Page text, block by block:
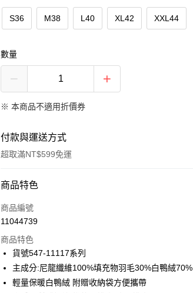
S36 M38 L40 XL42 XXL44
數量
※ 本商品不適用折價券
付款與運送方式
超取滿NT$599免運
付款方式
信用卡一次付款
3 期 0 利率 每期 NT$456
合作金庫商業銀行
第一商業銀行
華南商業銀行
彰化商業銀行
超商取貨付款
商品特色
商品編號
11044739
商品特色
貨號547-11117系列
主成分:尼龍纖維100%填充物羽毛30%白鴨絨70%
輕量保暖白鴨絨 附贈收納袋方便攜帶